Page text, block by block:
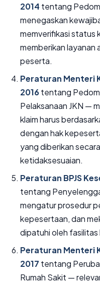
2014 tentang
menegaskan
memverifikasi status
memberikan layanan
peserta.
Peraturan Menteri
2016tentang
Pelaksanaan JKN —
klaim harus
dengan hak
yang diberikan
ketidaksesuaian.
Peraturan BPJS
tentang
mengatur prosedur
kepesertaan, dan
dipatuhi oleh
Peraturan Menteri
2017 tentang
Rumah Sakit —